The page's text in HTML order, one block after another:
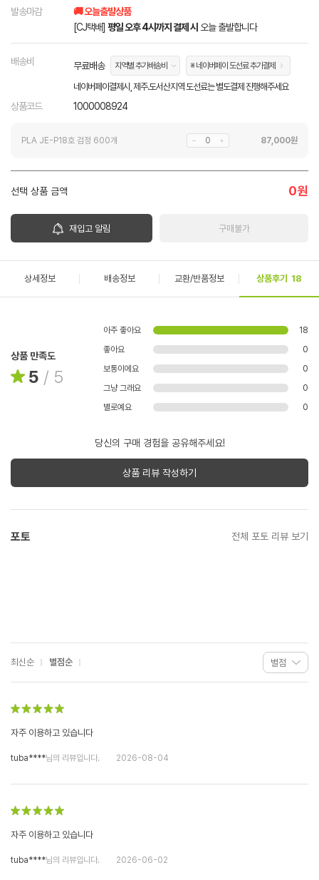
발송마감
🚚 오늘출발상품
[CJ택배] 평일 오후 4시까지 결제 시 오늘 출발합니다
배송비 무료배송 지역별 추가배송비 ※ 네이버페이 도선료 추가결제
네이버페이결제시, 제주.도서산지역 도선료는 별도결제 진행해주세요
상품코드 1000008924
PLA JE-P18호 검정 600개 87,000원
선택 상품 금액 0원
재입고 알림 구매불가
상세정보 배송정보 교환/반품정보 상품후기 18
상품 만족도
5 / 5
아주 좋아요
18
좋아요
0
보통이에요
0
그냥 그래요
0
별로예요
0
당신의 구매 경험을 공유해주세요!
상품 리뷰 작성하기
포토 전체 포토 리뷰 보기
최신순 별점순
자주 이용하고 있습니다
tuba****님의 리뷰입니다. 2026-08-04
자주 이용하고 있습니다
tuba****님의 리뷰입니다. 2026-06-02